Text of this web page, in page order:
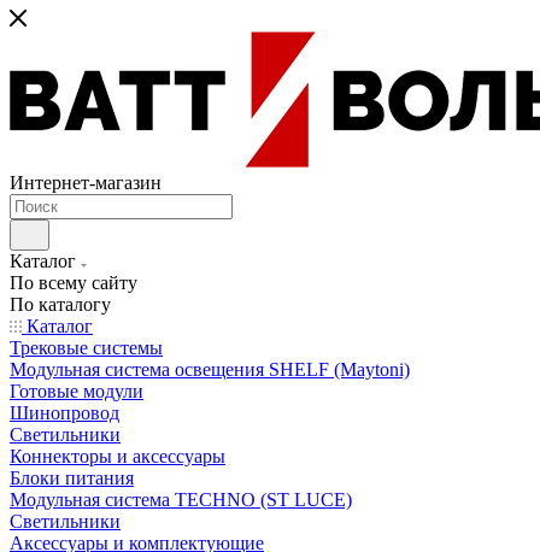
Интернет-магазин
Каталог
По всему сайту
По каталогу
Каталог
Трековые системы
Модульная система освещения SHELF (Maytoni)
Готовые модули
Шинопровод
Светильники
Коннекторы и аксессуары
Блоки питания
Модульная система TECHNO (ST LUCE)
Светильники
Аксессуары и комплектующие